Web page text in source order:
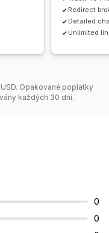
Redirect
Detailed
Unlimited
Opakované poplatky
každých 30 dní.
0
0